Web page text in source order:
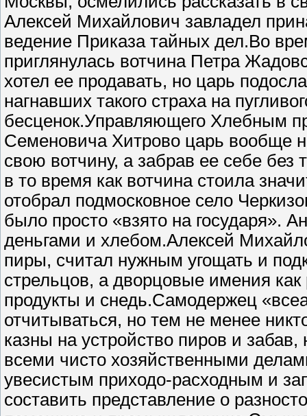
Алексей Михайлович завладел
ведение Приказа тайных дел.Во
приглянулась вотчина Петра
хотел ее продавать, но царь
нагнавших такого страха на
бесценок.Управляющего Хлебным
Семеновича Хитрово царь вообще
свою вотчину, а забрав ее себе без
в то время как вотчина стоила
отобрал подмосковное село
было просто «взято на государя».
деньгами и хлебом.Алексей
пиры, считал нужным угощать и
стрельцов, а дворцовые имения
продукты и снедь.Самодержец
отчитываться, но тем не менее
казны на устройство пиров и
всеми чисто хозяйственными
увесистым приходо-расходным и
составить представление о